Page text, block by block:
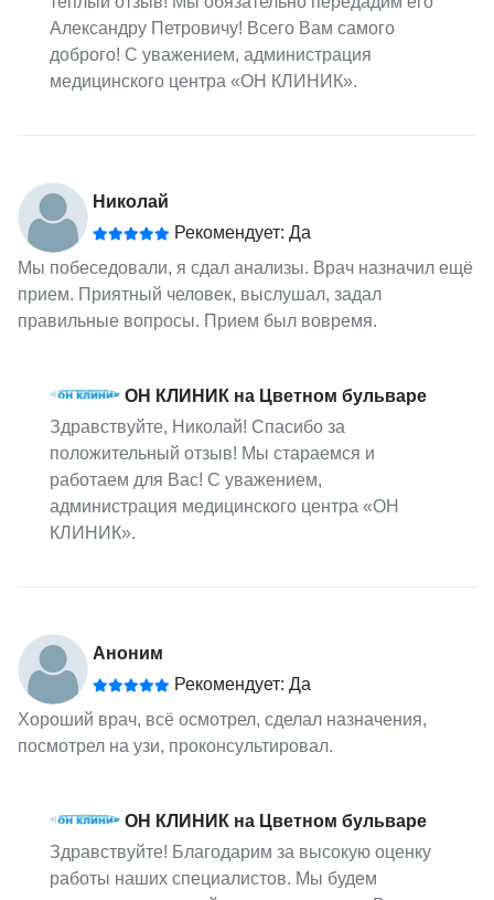
Александру Петровичу! Всего Вам самого
доброго! С уважением, администрация
медицинского центра «ОН КЛИНИК».
Николай
Рекомендует: Да
Мы побеседовали, я сдал анализы. Врач назначил ещё
прием. Приятный человек, выслушал, задал
правильные вопросы. Прием был вовремя.
ОН КЛИНИК на Цветном бульваре
Здравствуйте, Николай! Спасибо за
положительный отзыв! Мы стараемся и
работаем для Вас! С уважением,
администрация медицинского центра «ОН
КЛИНИК».
Аноним
Рекомендует: Да
Хороший врач, всё осмотрел, сделал назначения,
посмотрел на узи, проконсультировал.
ОН КЛИНИК на Цветном бульваре
Здравствуйте! Благодарим за высокую оценку
работы наших специалистов. Мы будем